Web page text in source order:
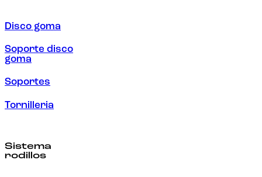
Disco goma
Soporte disco
goma
Soportes
Tornilleria
Sistema
rodillos